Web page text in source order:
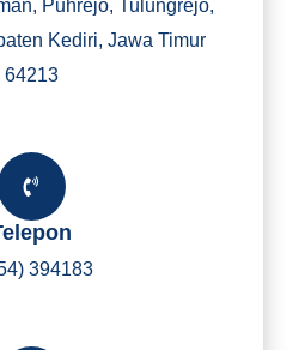
Puhrejo, Tulungrejo,
Kediri, Jawa Timur
64213
394183